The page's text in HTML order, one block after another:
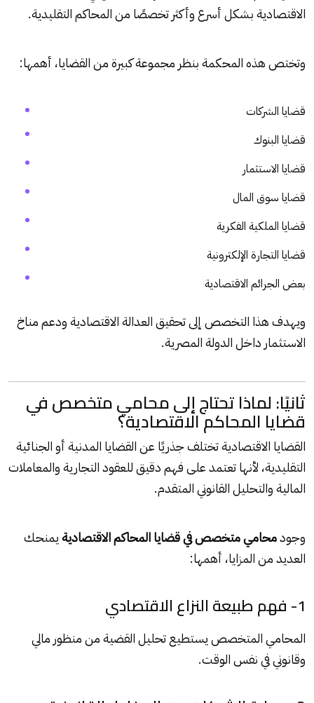
الاقتصادية بشكل أسرع وأكثر تخصصًا من المحاكم التقليدية.
وتختص هذه المحكمة بنظر مجموعة كبيرة من القضايا، أهمها:
قضايا الشركات
قضايا البنوك
قضايا الاستثمار
قضايا سوق المال
قضايا الملكية الفكرية
قضايا التجارة الإلكترونية
بعض الجرائم الاقتصادية
ويهدف هذا التخصص إلى تحقيق العدالة الاقتصادية ودعم مناخ
الاستثمار داخل الدولة المصرية.
ثانيًا: لماذا تحتاج إلى محامي متخصص في
قضايا المحاكم الاقتصادية؟
القضايا الاقتصادية تختلف جذريًا عن القضايا المدنية أو الجنائية
التقليدية، لأنها تعتمد على فهم دقيق للعقود التجارية والمعاملات
المالية والتحليل القانوني المتقدم.
وجودمحامي متخصص في قضايا المحاكم الاقتصاديةيمنحك
العديد من المزايا، أهمها:
1- فهم طبيعة النزاع الاقتصادي
المحامي المتخصص يستطيع تحليل القضية من منظور مالي
وقانوني في نفس الوقت.